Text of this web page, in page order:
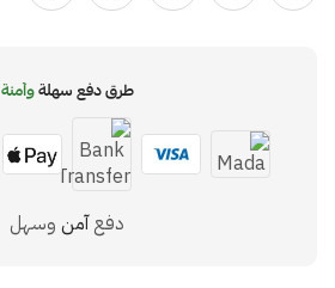
طرق دفع سهلةوآمنة
دفعآمن وسهل